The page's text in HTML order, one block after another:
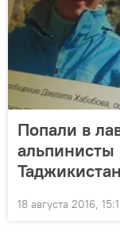
Попали в
альпинисты
18 августа 2016,